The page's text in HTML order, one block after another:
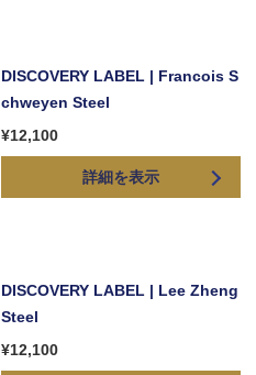
DISCOVERY LABEL | Francois S
chweyen Steel
¥12,100
詳細を表示
DISCOVERY LABEL | Lee Zheng
Steel
¥12,100